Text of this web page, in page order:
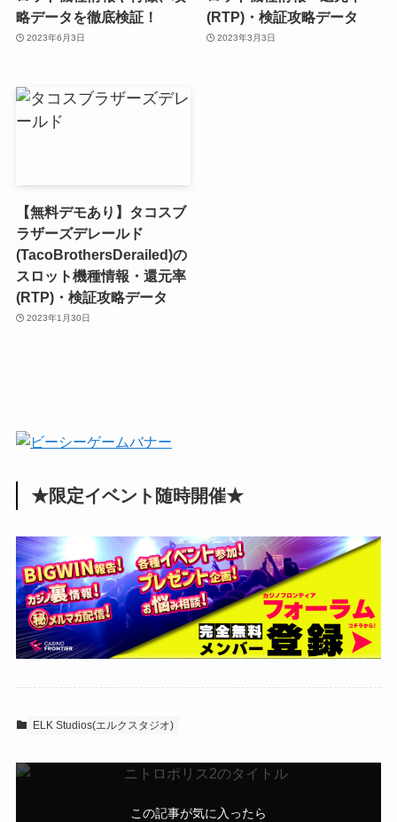
略データを徹底検証！
2023年6月3日
(RTP)・検証攻略データ
2023年3月3日
【無料デモあり】タコスブ
ラザーズデレールド
(TacoBrothersDerailed)の
スロット機種情報・還元率
(RTP)・検証攻略データ
2023年1月30日
★限定イベント随時開催★
ELK Studios(エルクスタジオ)
この記事が気に入ったら